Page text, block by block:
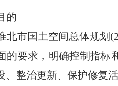
的
北市国土空间总体规划
的要求，明确控制指标
、整治更新、保护修复